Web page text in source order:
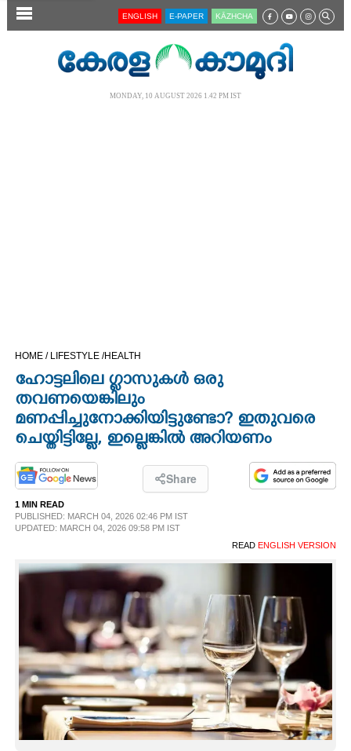
SECTIONS
OPINION
LIFESTYLE
ASTRO
CARTOONS
ENGLISH E-PAPER KĀZHCHA
MONDAY, 10 AUGUST 2026 1.42 PM IST
HOME / LIFESTYLE /HEALTH
ഹോട്ടലിലെ ഗ്ലാസുകൾ ഒരു
തവണയെങ്കിലും
മണപ്പിച്ചുനോക്കിയിട്ടുണ്ടോ? ഇതുവരെ
ചെയ്തിട്ടില്ലേ, ഇല്ലെങ്കിൽ അറിയണം
Share
1 MIN READ
PUBLISHED: MARCH 04, 2026 02:46 PM IST
UPDATED: MARCH 04, 2026 09:58 PM IST
READ ENGLISH VERSION